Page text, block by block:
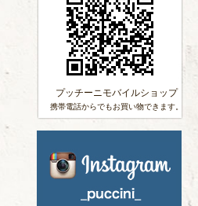
プッチーニモバイルショップ
携帯電話からでもお買い物できます。